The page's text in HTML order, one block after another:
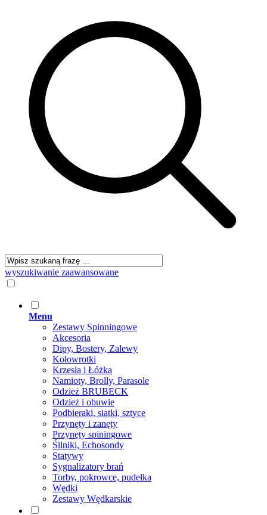
wyszukiwanie zaawansowane
Menu
Zestawy Spinningowe
Akcesoria
Dipy, Bostery, Zalewy
Kołowrotki
Krzesła i Łóżka
Namioty, Brolly, Parasole
Odzież BRUBECK
Odzież i obuwie
Podbieraki, siatki, sztyce
Przynęty i zanęty
Przynęty spiningowe
Śilniki, Echosondy
Statywy
Sygnalizatory brań
Torby, pokrowce, pudełka
Wędki
Zestawy Wędkarskie